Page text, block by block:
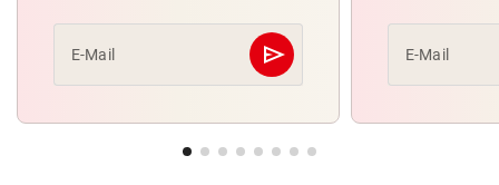
E-Mail send
Abschicken E-Mail